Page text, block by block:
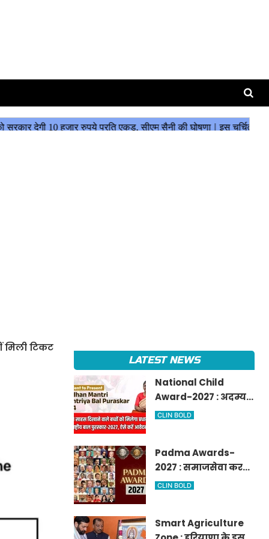
मिली टिकट
LATEST NEWS
National Child
Award-2027 : अदम्य
साहस दिखाने वाले बच्चों
पुरस्कार-2027, ऐसे करें
आवेदन
CLIN BOLD
Padma Awards-
2027 : समाजसेवा करने
वालों के लिए सुनेहरा
पुरस्कार-2027 के लिए
CLIN BOLD
Smart Agriculture